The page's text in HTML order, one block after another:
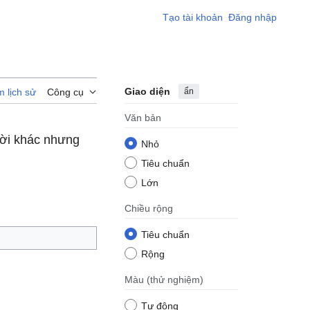
Tạo tài khoản Đăng nhập
lịch sử Công cụ Giao diện ẩn
Văn bản
Nhỏ
Tiêu chuẩn
Lớn
Chiều rộng
Tiêu chuẩn
Rộng
Màu (thử nghiệm)
Tự động
khác nhưng